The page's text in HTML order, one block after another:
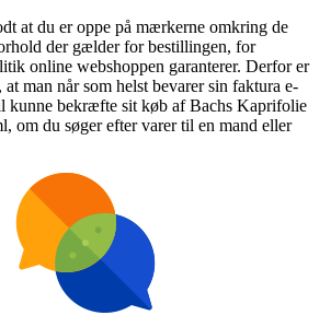
at du er oppe på mærkerne omkring de
der gælder for bestillingen, for
online webshoppen garanterer. Derfor er
at man når som helst bevarer sin faktura e-
kunne bekræfte sit køb af Bachs Kaprifolie
om du søger efter varer til en mand eller